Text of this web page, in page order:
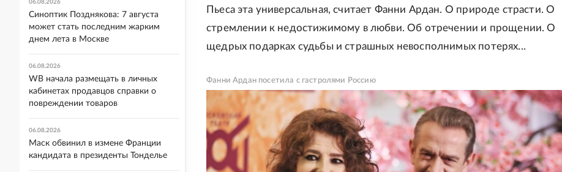
Пьеса эта универсальная, считает Фанни Ардан. О природе страсти. О
стремлении к недостижимому в любви. Об отречении и прощении. О
щедрых подарках судьбы и страшных невосполнимых потерях...
Фанни Ардан посетила с гастролями Россию
06.08.2026
Синоптик Позднякова: 7 августа
может стать последним жарким
днем лета в Москве
06.08.2026
WB начала размещать в личных
кабинетах продавцов справки о
повреждении товаров
06.08.2026
Маск обвинил в измене Франции
кандидата в президенты Тонделье